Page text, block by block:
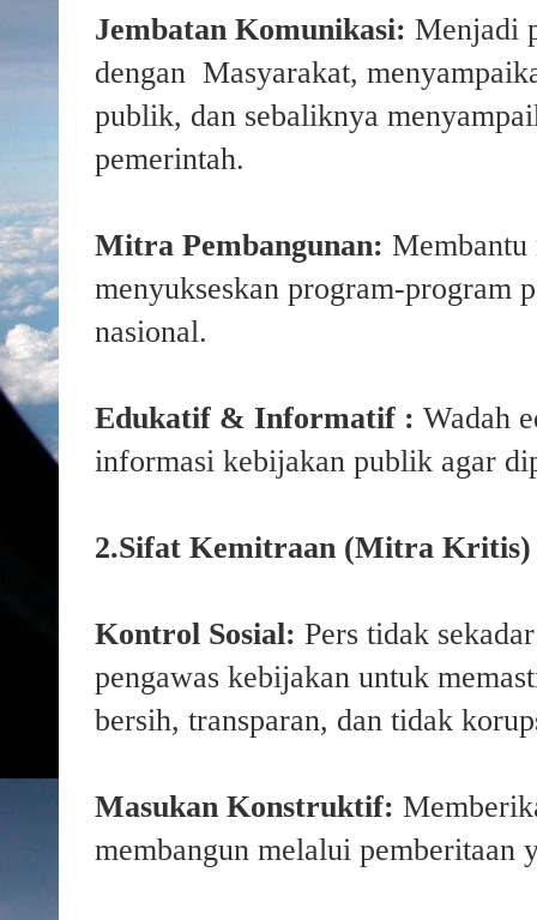
Jembatan Komunikasi: Menjadi
dengan Masyarakat,
publik, dan sebaliknya
pemerintah.
Mitra Pembangunan: Membantu
menyukseskan program-program
nasional.
Edukatif & Informatif : Wadah
informasi kebijakan publik agar
2.Sifat Kemitraan (Mitra Kritis)
Kontrol Sosial: Pers tidak
pengawas kebijakan untuk
bersih, transparan, dan tidak
Masukan Konstruktif:
membangun melalui